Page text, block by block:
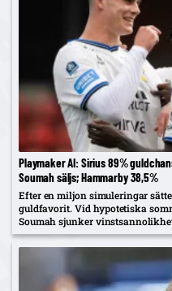
Playmaker AI: Sirius 89%
Soumah säljs; Hammarby 38,5%
Efter en miljon simuleringar
guldfavorit. Vid hypotetiska
Soumah sjunker
%.